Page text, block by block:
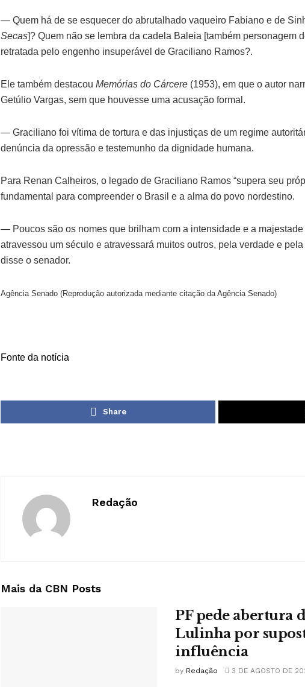
— Quem há de se esquecer do abrutalhado vaqueiro Fabiano e de
Secas]? Quem não se lembra da cadela Baleia [também personagem
retratada pelo engenho insuperável de Graciliano Ramos?.
Ele também destacou Memórias do Cárcere (1953), em que o autor
Getúlio Vargas, sem que houvesse uma acusação formal.
— Graciliano foi vítima de tortura e das injustiças de um regime
denúncia da opressão e testemunho da dignidade humana.
Para Renan Calheiros, o legado de Graciliano Ramos “supera seu
fundamental para compreender o Brasil e a alma do povo nordestino.
— Poucos são os nomes que brilham com a intensidade e a
atravessou um século e atravessará muitos outros, pela verdade e
disse o senador.
Agência Senado (Reprodução autorizada mediante citação da Agência Senado)
Fonte da notícia
Share
Redação
Mais da CBN Posts
PF pede abertura
Lulinha por
influência
by Redação 3 DE AGOSTO DE